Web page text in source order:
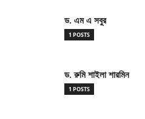
ড. এম এ সবুর
1 POSTS
ড. রুমি শাইলা শারমিন
1 POSTS